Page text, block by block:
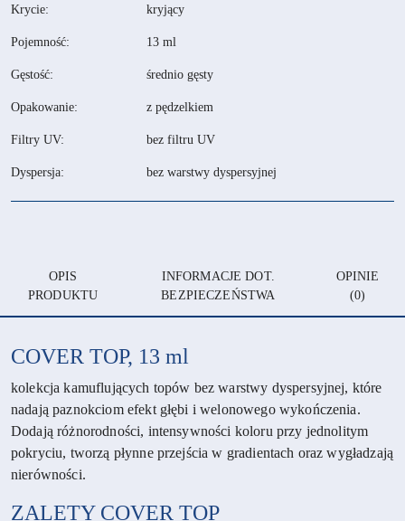
Krycie: kryjący
Pojemność: 13 ml
Gęstość: średnio gęsty
Opakowanie: z pędzelkiem
Filtry UV: bez filtru UV
Dyspersja: bez warstwy dyspersyjnej
OPIS
PRODUKTU
INFORMACJE DOT.
BEZPIECZEŃSTWA
OPINIE
(0)
COVER TOP, 13 ml
kolekcja kamuflujących topów bez warstwy dyspersyjnej, które
nadają paznokciom efekt głębi i welonowego wykończenia.
Dodają różnorodności, intensywności koloru przy jednolitym
pokryciu, tworzą płynne przejścia w gradientach oraz wygładzają
nierówności.
ZALETY COVER TOP